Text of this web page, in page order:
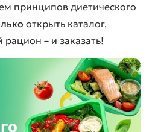
принципов диетического
открыть каталог,
– и заказать!